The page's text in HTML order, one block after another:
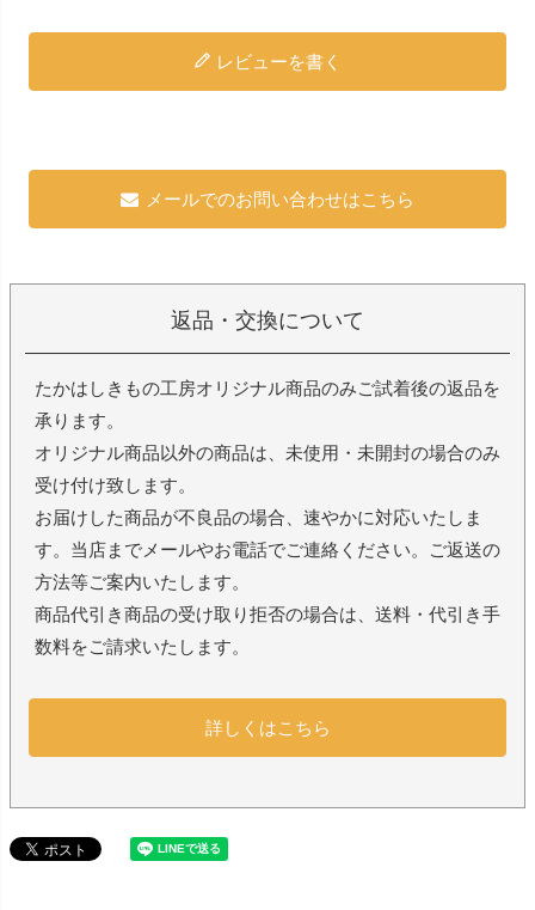
レビューを書く
メールでのお問い合わせはこちら
返品・交換について
たかはしきもの工房オリジナル商品のみご試着後の返品を
承ります。
オリジナル商品以外の商品は、未使用・未開封の場合のみ
受け付け致します。
お届けした商品が不良品の場合、速やかに対応いたしま
す。当店までメールやお電話でご連絡ください。ご返送の
方法等ご案内いたします。
商品代引き商品の受け取り拒否の場合は、送料・代引き手
数料をご請求いたします。
詳しくはこちら